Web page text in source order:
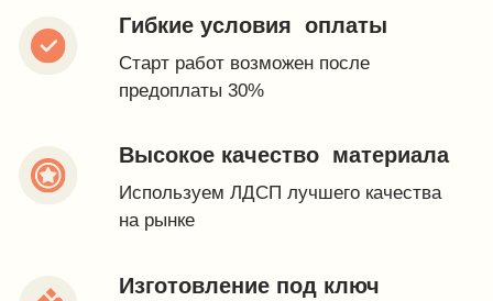
Хочу быть в курсе
8 (988) 794 67 94
Телефон
E-mail